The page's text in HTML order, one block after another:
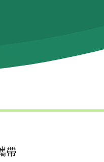
帶